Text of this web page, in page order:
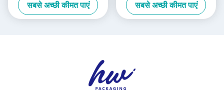
सबसे अच्छी कीमत पाएं सबसे अच्छी कीमत पाएं